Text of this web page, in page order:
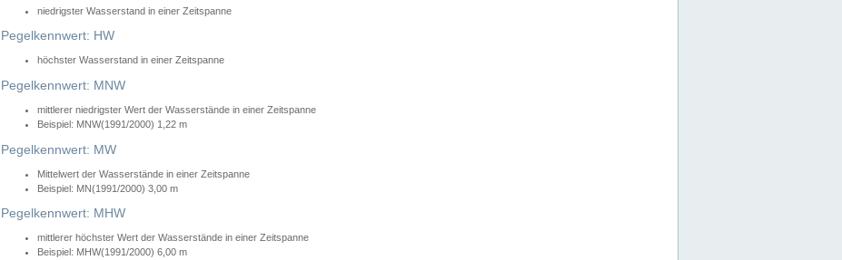
niedrigster Wasserstand in einer Zeitspanne
Pegelkennwert: HW
höchster Wasserstand in einer Zeitspanne
Pegelkennwert: MNW
mittlerer niedrigster Wert der Wasserstände in einer Zeitspanne
Beispiel: MNW(1991/2000) 1,22 m
Pegelkennwert: MW
Mittelwert der Wasserstände in einer Zeitspanne
Beispiel: MN(1991/2000) 3,00 m
Pegelkennwert: MHW
mittlerer höchster Wert der Wasserstände in einer Zeitspanne
Beispiel: MHW(1991/2000) 6,00 m